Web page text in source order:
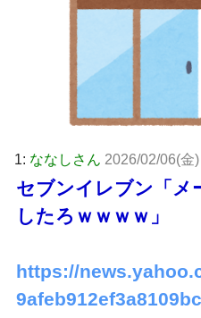
1: ななしさん 2026/02/06(金
セブンイレブン「メ
したろｗｗｗｗ」
https://